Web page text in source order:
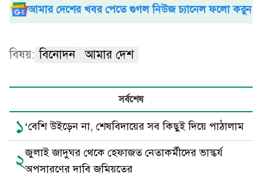
আমার দেশের খবর পেতে গুগল নিউজ চ্যানেল ফলো করুন
বিষয়: বিনোদন আমার দেশ
সর্বশেষ
১‘বেশি উইড়েন না, শেষবিদায়ের সব কিছুই দিয়ে পাঠালাম
২জুলাই জাদুঘর থেকে হেফাজত নেতাকর্মীদের ভাস্কর্য
অপসারণের দাবি জমিয়তের